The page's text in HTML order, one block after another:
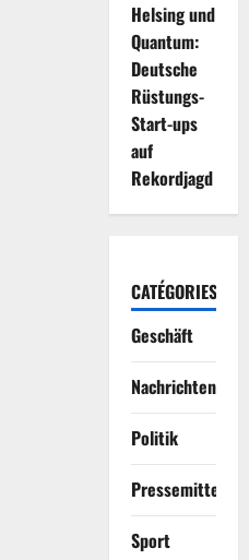
Helsing und
Quantum:
Deutsche
Rüstungs-
Start-ups
auf
Rekordjagd
CATÉGORIES
Geschäft
Nachrichten
Politik
Sport